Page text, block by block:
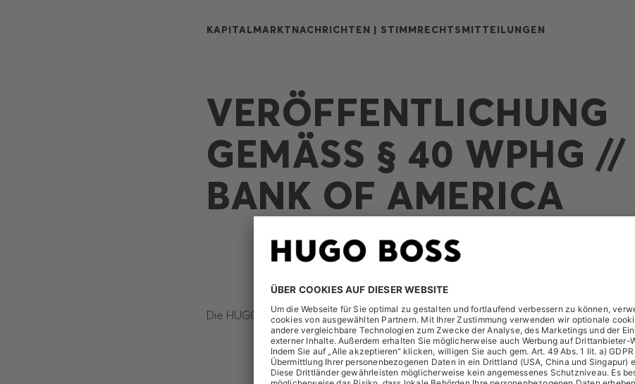
KAPITALMARKTNACHRICHTEN | STIMMRECHTSMITTEILUNGEN
VERÖFFENTLICHUNG
GEMÄSS § 40 WPHG //
BANK OF AMERICA
Die HUGO BOSS AG hat folgende Meldung am 19. März 2025 erhalten: